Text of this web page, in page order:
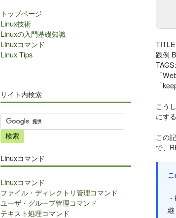
践例
「
「
こう
にす
この
で、
トップページ
Linux技術
Linuxの入門基礎知識
Linuxコマンド
Linux Tips
サイト内検索
サ
イ
ト
検
索
Linuxコマンド
Linuxコマンド
ファイル・ディレクトリ管理コマンド
ユーザ・グループ管理コマンド
テキスト処理コマンド